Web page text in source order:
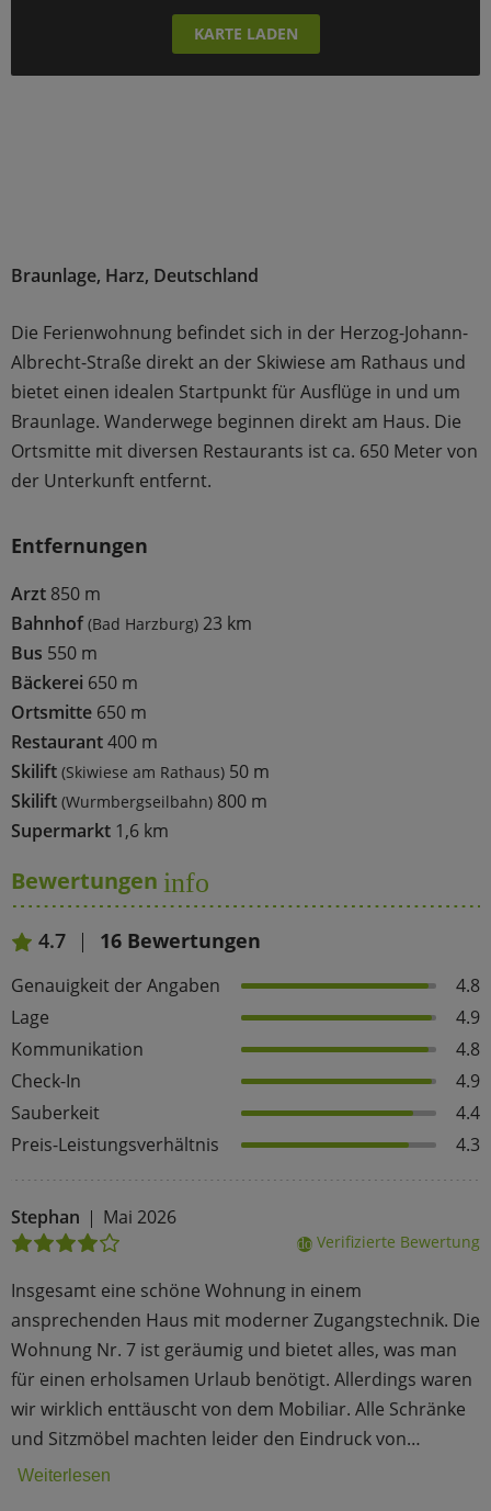
KARTE LADEN
Braunlage, Harz, Deutschland
Die Ferienwohnung befindet sich in der Herzog-Johann-
Albrecht-Straße direkt an der Skiwiese am Rathaus und
bietet einen idealen Startpunkt für Ausflüge in und um
Braunlage. Wanderwege beginnen direkt am Haus. Die
Ortsmitte mit diversen Restaurants ist ca. 650 Meter von
der Unterkunft entfernt.
Entfernungen
Arzt 850 m
Bahnhof (Bad Harzburg) 23 km
Bus 550 m
Bäckerei 650 m
Ortsmitte 650 m
Restaurant400 m
Skilift (Skiwiese am Rathaus) 50 m
Skilift (Wurmbergseilbahn) 800 m
Supermarkt 1,6 km
Bewertungen info
4.7 16 Bewertungen
Genauigkeit der Angaben
4.8
Lage
4.9
Kommunikation
4.8
Check-In
4.9
Sauberkeit
4.4
Preis-Leistungsverhältnis
4.3
Stephan Mai 2026
doneVerifizierte Bewertung
Insgesamt eine schöne Wohnung in einem
ansprechenden Haus mit moderner Zugangstechnik. Die
Wohnung Nr. 7 ist geräumig und bietet alles, was man
für einen erholsamen Urlaub benötigt. Allerdings waren
wir wirklich enttäuscht von dem Mobiliar. Alle Schränke
und Sitzmöbel machten leider den Eindruck von…
Weiterlesen